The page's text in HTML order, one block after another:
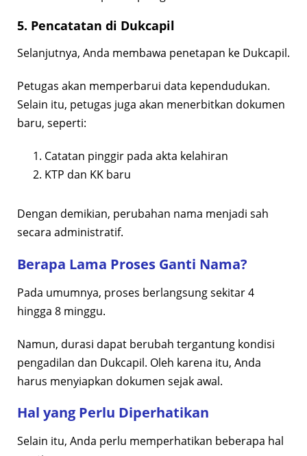
5. Pencatatan di Dukcapil
Selanjutnya, Anda membawa penetapan ke Dukcapil.
Petugas akan memperbarui data kependudukan.
Selain itu, petugas juga akan menerbitkan dokumen
baru, seperti:
Catatan pinggir pada akta kelahiran
KTP dan KK baru
Dengan demikian, perubahan nama menjadi sah
secara administratif.
Berapa Lama Proses Ganti Nama?
Pada umumnya, proses berlangsung sekitar 4
hingga 8 minggu.
Namun, durasi dapat berubah tergantung kondisi
pengadilan dan Dukcapil. Oleh karena itu, Anda
harus menyiapkan dokumen sejak awal.
Hal yang Perlu Diperhatikan
Selain itu, Anda perlu memperhatikan beberapa hal